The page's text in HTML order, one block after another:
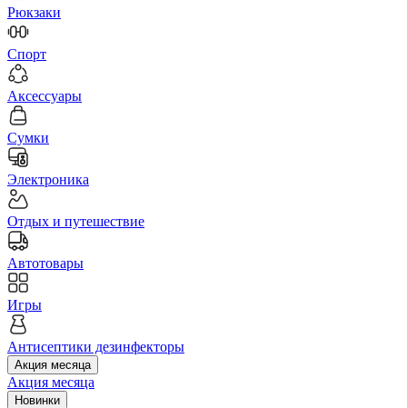
Рюкзаки
Спорт
Аксессуары
Сумки
Электроника
Отдых и путешествие
Автотовары
Игры
Антисептики дезинфекторы
Акция месяца
Акция месяца
Новинки